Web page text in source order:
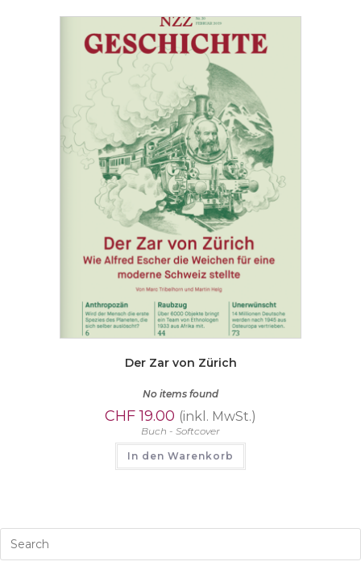
Der Zar von Zürich
No items found
CHF19.00 (inkl. MwSt.)
Buch - Softcover
In den Warenkorb